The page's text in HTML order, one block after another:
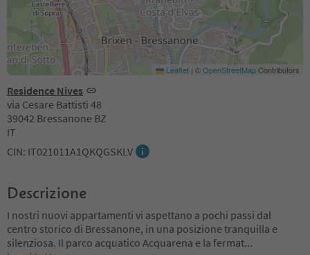
Residence Nives
via Cesare Battisti 48
39042 Bressanone BZ
IT
CIN: IT021011A1QKQGSKLV
Leaflet | ©OpenStreetMapContributors
Descrizione
I nostri nuovi appartamenti vi aspettano a pochi passi dal
centro storico di Bressanone, in una posizione tranquilla e
silenziosa. Il parco acquatico Acquarena e la fermat...